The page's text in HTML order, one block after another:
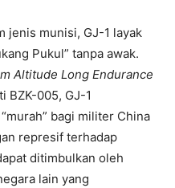
jenis munisi, GJ-1 layak
Pukul” tanpa awak.
Altitude Long Endurance
BZK-005, GJ-1
bagi militer China
represif terhadap
ditimbulkan oleh
lain yang